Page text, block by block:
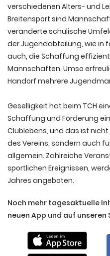
verschiedenen Alters- und
Breitensport sind
veränderte schulische
der Jugendabteilung, wie in
auch, die Schaffung
Mannschaften. Umso
Handorf mehrere
Geselligkeit hat beim TCH
Schaffung und Förderung
Clublebens, und das ist
des Vereins, sondern auch
allgemein. Zahlreiche
sportlichen Ereignissen,
Jahres angeboten.
Noch mehr tagesaktuelle
neuen App und auf unseren